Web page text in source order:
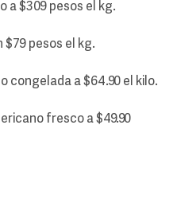
a $309 pesos el kg.
pesos el kg.
congelada a $64.90 el kilo.
fresco a $49.90